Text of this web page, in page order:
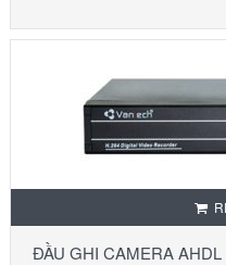
ĐẦU GHI CAMERA